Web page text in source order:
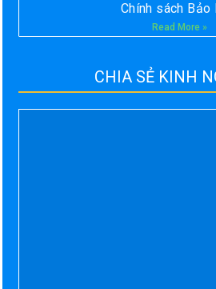
Chính sách Bảo
Read More »
CHIA SẺ KINH